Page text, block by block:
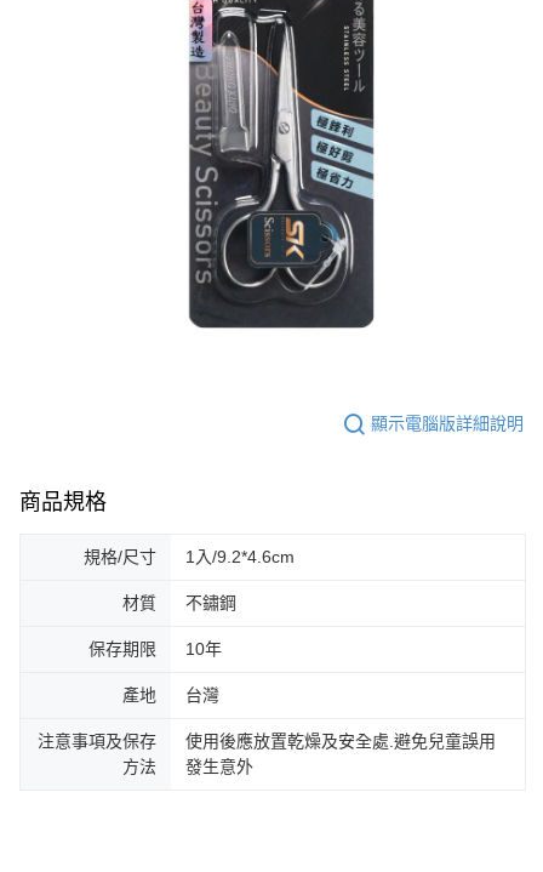
顯示電腦版詳細說明
商品規格
規格/尺寸 1入/9.2*4.6cm
材質 不鏽鋼
保存期限 10年
產地 台灣
注意事項及保存
方法
使用後應放置乾燥及安全處.避免兒童誤用
發生意外